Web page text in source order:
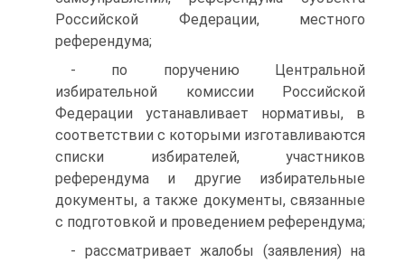
Российской Федерации, местного
референдума;
- по поручению Центральной
избирательной комиссии Российской
Федерации устанавливает нормативы, в
соответствии с которыми изготавливаются
списки избирателей, участников
референдума и другие избирательные
документы, а также документы, связанные
с подготовкой и проведением референдума;
- рассматривает жалобы (заявления) на